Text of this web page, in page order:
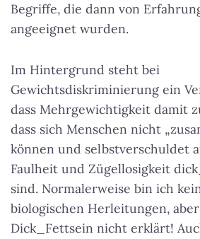
Begriffe, die dann von
angeeignet wurden.
Im Hintergrund steht bei
Gewichtsdiskriminierung ein
dass Mehrgewichtigkeit damit
dass sich Menschen nicht
können und selbstverschuldet
Faulheit und Zügellosigkeit
sind. Normalerweise bin ich
biologischen Herleitungen,
Dick_Fettsein nicht erklärt!